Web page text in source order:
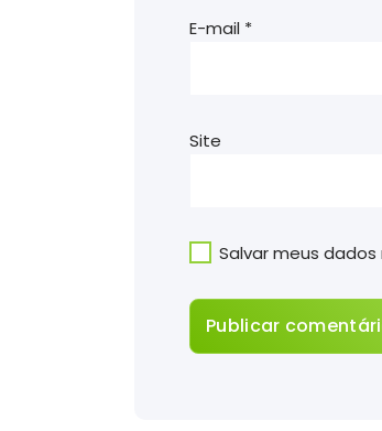
E-mail *
Site
Salvar meus